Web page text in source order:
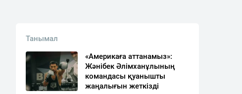
Танымал
«Америкаға аттанамыз»:
Жәнібек Әлімханұлының
командасы қуанышты
жаңалығын жеткізді